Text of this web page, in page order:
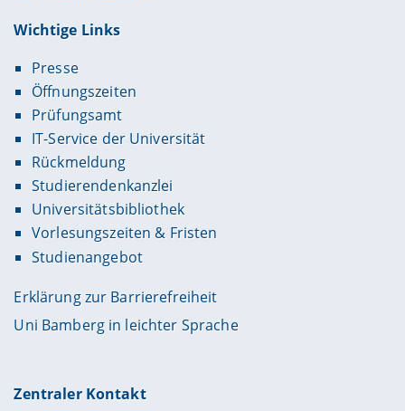
Wichtige Links
Presse
Öffnungszeiten
Prüfungsamt
IT-Service der Universität
Rückmeldung
Studierendenkanzlei
Universitätsbibliothek
Vorlesungszeiten & Fristen
Studienangebot
Erklärung zur Barrierefreiheit
Uni Bamberg in leichter Sprache
Zentraler Kontakt